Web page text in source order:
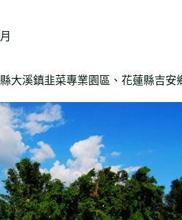
大溪鎮韭菜專業園區、花蓮縣吉安